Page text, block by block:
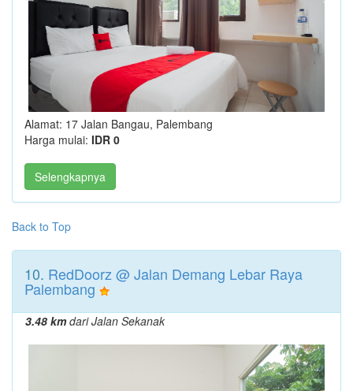
Alamat: 17 Jalan Bangau, Palembang
Harga mulai: IDR 0
Selengkapnya
Back to Top
10. RedDoorz @ Jalan Demang Lebar Raya
Palembang
3.48 kmdari Jalan Sekanak